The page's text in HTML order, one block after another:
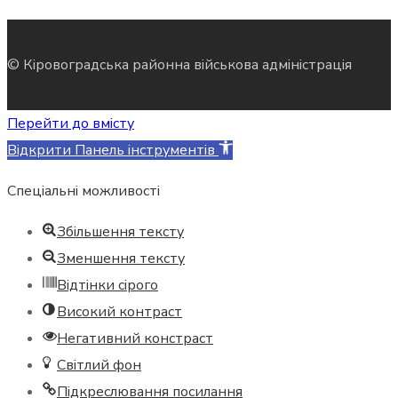
© Кіровоградська районна військова адміністрація
Перейти до вмісту
Відкрити Панель інструментів
Спеціальні можливості
Збільшення тексту
Зменшення тексту
Відтінки сірого
Високий контраст
Негативний констраст
Світлий фон
Підкреслювання посилання